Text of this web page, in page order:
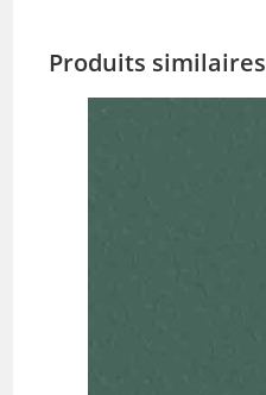
Produits similaires